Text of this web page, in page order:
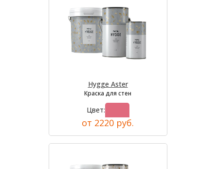
Hygge Aster
Краска для стен
Цвет:
от 2220 руб.